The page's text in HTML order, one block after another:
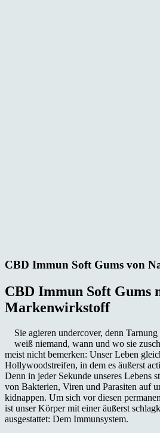
CBD Immun Soft Gums von
CBD Immun Soft Gums
Markenwirkstoff
Sie agieren undercover, denn
weiß niemand, wann und wo sie
meist nicht bemerken: Unser Leben
Hollywoodstreifen, in dem es äußerst
Denn in jeder Sekunde unseres Lebens
von Bakterien, Viren und Parasiten auf
kidnappen. Um sich vor diesen
ist unser Körper mit einer äußerst
ausgestattet: Dem Immunsystem.